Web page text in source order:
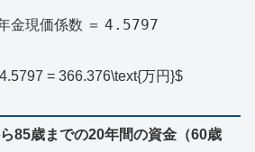
金現価係数 ＝ 4.5797
= 366.376\text{万円}$
85歳までの20年間の資金（60歳